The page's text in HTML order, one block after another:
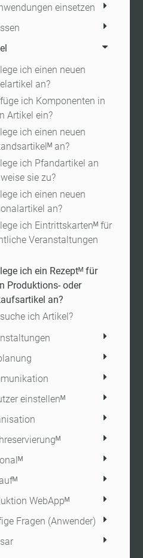
einsetzen
ich einen neuen
an?
ich Komponenten in
Artikel ein?
ich einen neuen
an?
ich Pfandartikel an
sie zu?
ich einen neuen
an?
ich Eintrittskartenᴹ für
Veranstaltungen
ich ein Rezeptᴹ für
Produktions- oder
an?
ich Artikel?
einstellenᴹ
WebAppᴹ
Fragen (Anwender)